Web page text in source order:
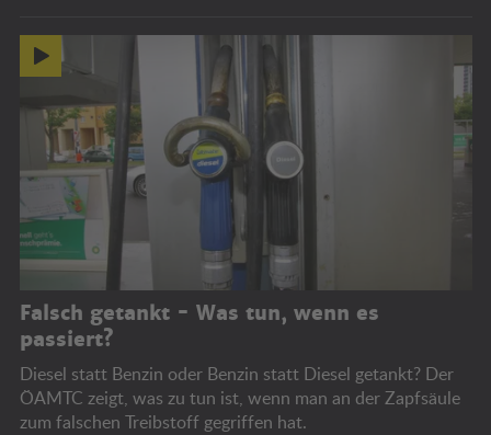
Falsch getankt - Was tun, wenn es
passiert?
Diesel statt Benzin oder Benzin statt Diesel getankt? Der
ÖAMTC zeigt, was zu tun ist, wenn man an der Zapfsäule
zum falschen Treibstoff gegriffen hat.